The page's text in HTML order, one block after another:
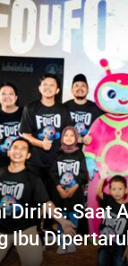
Dirilis: Saat
Ibu